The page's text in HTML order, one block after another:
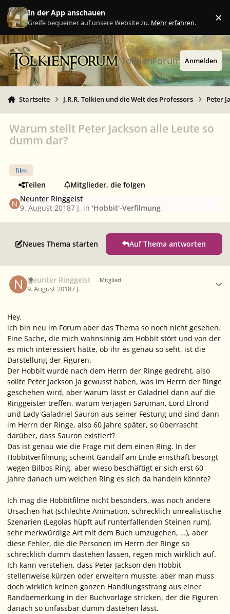
Zu Inhalt springen
In der App anschauen
Greife bequemer auf unsere Website zu. Mehr erfahren. ×
TolkienForum Anmelden
Startseite J.R.R. Tolkien und die Welt des Professors Peter
Warum stellt Peter Jackson alle Leute so
dumm dar?
film
Teilen
Mitglieder, die folgen
Neunter Ringgeist
9. August 20187 J. in 'Hobbit'-Verfilmung
Neues Thema starten Auf Thema antworten
Neunter Ringgeist Mitglied
9. August 20187 J.
Hey,
ich bin neu im Forum aber das Thema so noch nicht gesehen.
Eine Sache, die mich wahnsinnig am Hobbit stört und von der
es mich interessiert hätte, ob ihr es genau so seht, ist die
Darstellung der Figuren.
Der Hobbit wurde nach dem Herrn der Ringe gedreht, also
sollte Peter Jackson ja gewusst haben, was im Herrn der Ringe
geschehen wird, aber warum lässt er Galadriel dann auf die
Ringgeister treffen, warum verjagen Saruman, Lord Elrond
und Lady Galadriel Sauron aus seiner Festung und sind dann
im Herrn der Ringe, also 60 Jahre später, so überrascht
darüber, dass Sauron existiert?
Das ist genau wie die Frage mit dem einen Ring. In der
Hobbitverfilmung scheint Gandalf am Ende ernsthaft besorgt
wegen Bilbos Ring, aber wieso beschäftigt er sich erst 60
Jahre danach um welchen Ring es sich da handeln könnte?
Ich mag die Hobbitfilme nicht besonders, was noch andere
Ursachen hat (schlechte Animation, schrecklich unrealistische
Szenarien (Legolas hüpft auf runterfallenden Steinen rum),
sehr merkwürdige Art mit dem Buch umzugehen, …), aber
diese Fehler, die die Personen im Herrn der Ringe so
schrecklich dumm dastehen lassen, regen mich wirklich auf.
Ich kann verstehen, dass Peter Jackson den Hobbit
stellenweise kürzen oder erweitern musste, aber man muss
doch wirklich keinen ganzen Handlungsstrang aus einer
Randbemerkung in der Buchvorlage stricken, der die Figuren
danach so unfassbar dumm dastehen lässt.